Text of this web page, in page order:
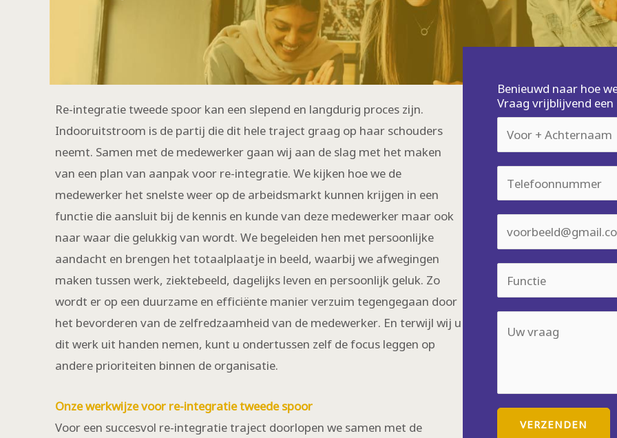
Re-integratie tweede spoor kan een slepend en langdurig proces zijn.
Indooruitstroom is de partij die dit hele traject graag op haar schouders
neemt. Samen met de medewerker gaan wij aan de slag met het maken
van een plan van aanpak voor re-integratie. We kijken hoe we de
medewerker het snelste weer op de arbeidsmarkt kunnen krijgen in een
functie die aansluit bij de kennis en kunde van deze medewerker maar ook
naar waar die gelukkig van wordt. We begeleiden hen met persoonlijke
aandacht en brengen het totaalplaatje in beeld, waarbij we afwegingen
maken tussen werk, ziektebeeld, dagelijks leven en persoonlijk geluk. Zo
wordt er op een duurzame en efficiënte manier verzuim tegengegaan door
het bevorderen van de zelfredzaamheid van de medewerker. En terwijl wij u
dit werk uit handen nemen, kunt u ondertussen zelf de focus leggen op
andere prioriteiten binnen de organisatie.
Onze werkwijze voor re-integratie tweede spoor
Voor een succesvol re-integratie traject doorlopen we samen met de
Benieuwd naar hoe
Vraag vrijblijvend
a
a
*
e
l
f
m
m
m
a
l
u
n
a
VERZENDEN